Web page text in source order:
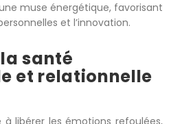
muse énergétique, favorisant
et l’innovation.
santé
et relationnelle
libérer les émotions refoulées,